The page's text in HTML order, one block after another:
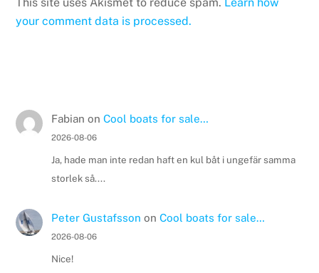
This site uses Akismet to reduce spam. Learn how
your comment data is processed.
Fabian on Cool boats for sale…
2026-08-06
Ja, hade man inte redan haft en kul båt i ungefär samma
storlek så....
Peter Gustafsson on Cool boats for sale…
2026-08-06
Nice!